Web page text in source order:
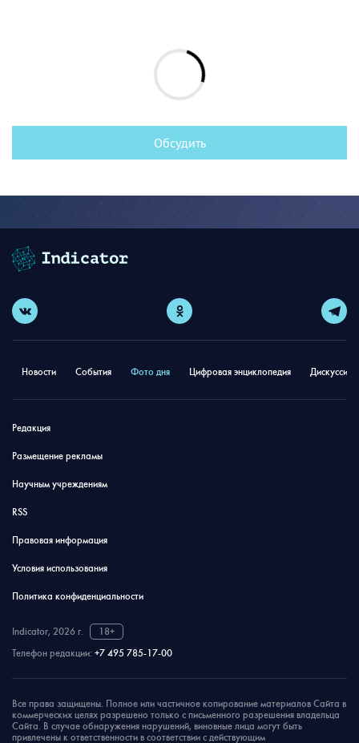
Обсудить
Новости События Фото дня Цифровая энциклопедия
Редакция
Размещение рекламы
Научным учреждениям
RSS
Правовая информация
Условия использования
Политика конфиденциальности
Indicator, 2026 г.
18+
Телефон редакции: +7 495 785-17-00
Все права защищены. Полное или частичное копирование материалов Сайта в
коммерческих целях разрешено только с письменного разрешения владельца
Сайта. В случае обнаружения нарушений, виновные лица могут быть
привлечены к ответственности в соответствии с действующим